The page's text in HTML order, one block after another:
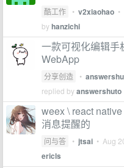
酷工作 • v2xiaohao •
byhanzichi
一款可视化编辑手
WebApp
分享创造 •
replied byanswershuto
weex \ react
消息提醒的
问与答 • jtsai • Aug
ericls